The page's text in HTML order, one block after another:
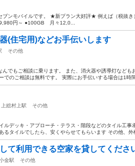
ブンモバイルです。 ★新プラン大好評★ 例えば（税抜
円～ ●100GB 月々12,0...
(住宅用)などお手伝いします
その他
んでもご相談に乗ります。 また、消火器や誘導灯なども
でのご相談は無料です。 実際にお手伝いする場合は1時
上総村上駅
その他
ルデッキ・アプローチ・テラス・階段などのタイル工事
るタイルでしたら、安くやらせてもらいます その他、外
て利用できる空家を貸してくださ
金駅
その他